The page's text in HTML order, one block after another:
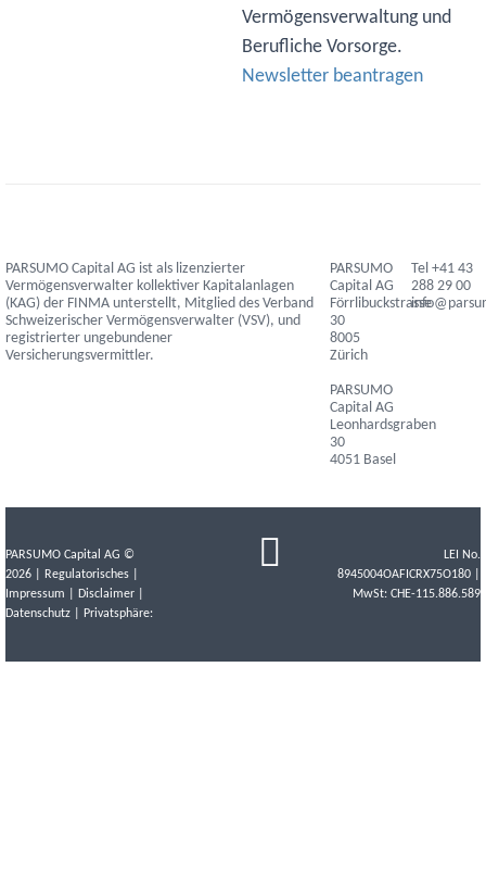
Vermögensverwaltung und
Berufliche Vorsorge.
Newsletter beantragen
PARSUMO Capital AG ist als lizenzierter
Vermögensverwalter kollektiver Kapitalanlagen
(KAG) der FINMA unterstellt, Mitglied des Verband
Schweizerischer Vermögensverwalter (VSV), und
registrierter ungebundener
Versicherungsvermittler.
PARSUMO
Capital AG
Förrlibuckstrasse
30
8005
Zürich
PARSUMO
Capital AG
Leonhardsgraben
30
4051 Basel
Tel +41 43
288 29 00
PARSUMO Capital AG ©
2026 |
Regulatorisches
Impressum
Disclaimer
Datenschutz | Privatsphäre:
LEI No.
8945004OAFICRX75O180 |
MwSt: CHE-115.886.589